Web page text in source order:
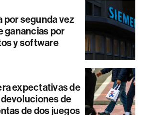
por segunda vez
ganancias por
y software
expectativas de
de
de dos juegos